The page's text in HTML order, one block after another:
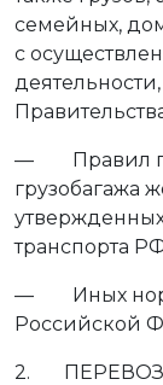
семейных,
с
— Правил
грузобагажа
транспорта
— Иных
Российской
2.